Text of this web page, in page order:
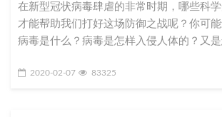
在新型冠状病毒肆虐的非常时期，哪些科
才能帮助我们打好这场防御之战呢？你可能
病毒是什么？病毒是怎样入侵人体的？又
2020-02-07 83325